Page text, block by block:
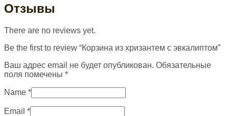
Отзывы
There are no reviews yet.
Be the first to review “Корзина из хризантем с эвкалиптом”
Ваш адрес email не будет опубликован. Обязательные
поля помечены *
Name *
Email *